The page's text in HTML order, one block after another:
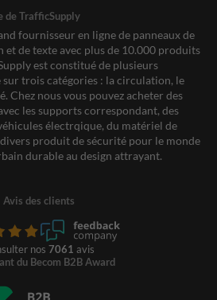
de TrafficSupply
fournisseur en ligne de panneaux de
de texte avec plus de 10.000 produits
est constitué de plusieurs
trois catégories : la circulation, le
Chez nous vous pouvez acheter des
les supports correspondant, des
électrqique, du matériel de
produit de sécurité pour le monde
durable au design attrayant.
Avis des clients
nos 7061 avis
du Becom B2B Award